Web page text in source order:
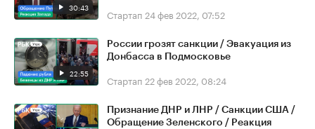
30:43 Стартап 24 фев 2022, 07:52
22:55
России грозят санкции / Эвакуация из
Донбасса в Подмосковье
Стартап 22 фев 2022, 08:24
Признание ДНР и ЛНР / Санкции США /
Обращение Зеленского / Реакция